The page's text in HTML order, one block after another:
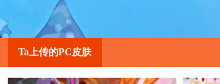
Ta上传的PC皮肤